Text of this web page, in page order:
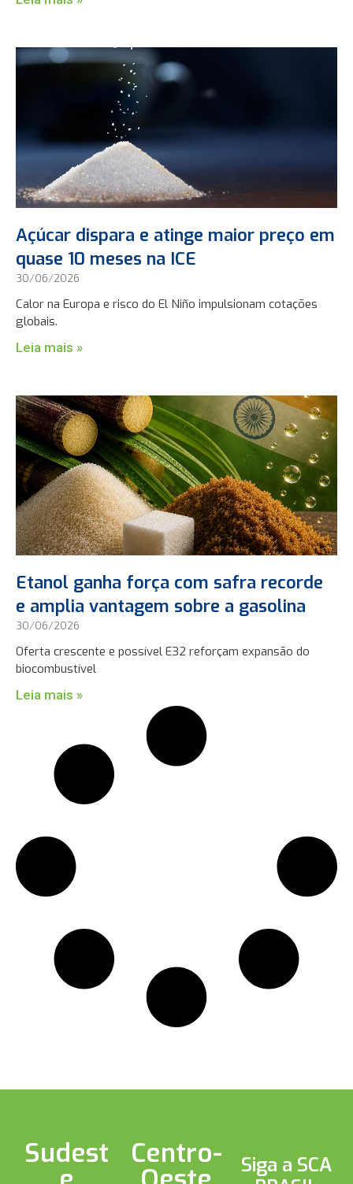
Açúcar dispara e atinge maior preço em
quase 10 meses na ICE
30/06/2026
Calor na Europa e risco do El Niño impulsionam cotações
globais.
Leia mais »
Etanol ganha força com safra recorde
e amplia vantagem sobre a gasolina
30/06/2026
Oferta crescente e possível E32 reforçam expansão do
biocombustível
Leia mais »
Sudest Centro-
Siga a SCA